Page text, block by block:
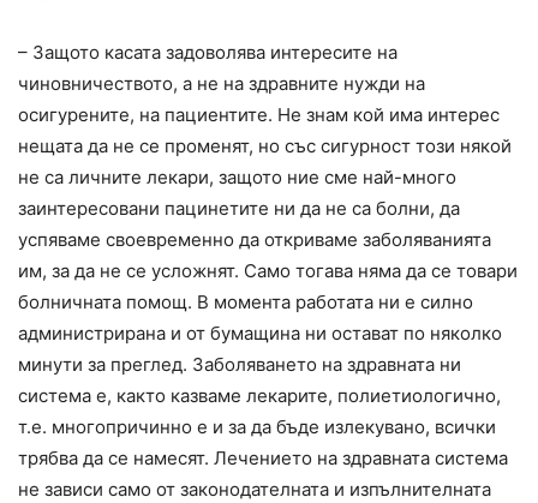
– Защото касата задоволява интересите на
чиновничеството, а не на здравните нужди на
осигурените, на пациентите. Не знам кой има интерес
нещата да не се променят, но със сигурност този някой
не са личните лекари, защото ние сме най-много
заинтересовани пацинетите ни да не са болни, да
успяваме своевременно да откриваме заболяванията
им, за да не се усложнят. Само тогава няма да се товари
болничната помощ. В момента работата ни е силно
администрирана и от бумащина ни остават по няколко
минути за преглед. Заболяването на здравната ни
система е, както казваме лекарите, полиетиологично,
т.е. многопричинно е и за да бъде излекувано, всички
трябва да се намесят. Лечението на здравната система
не зависи само от законодателната и изпълнителната